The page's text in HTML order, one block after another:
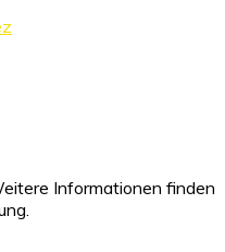
Informationen finden